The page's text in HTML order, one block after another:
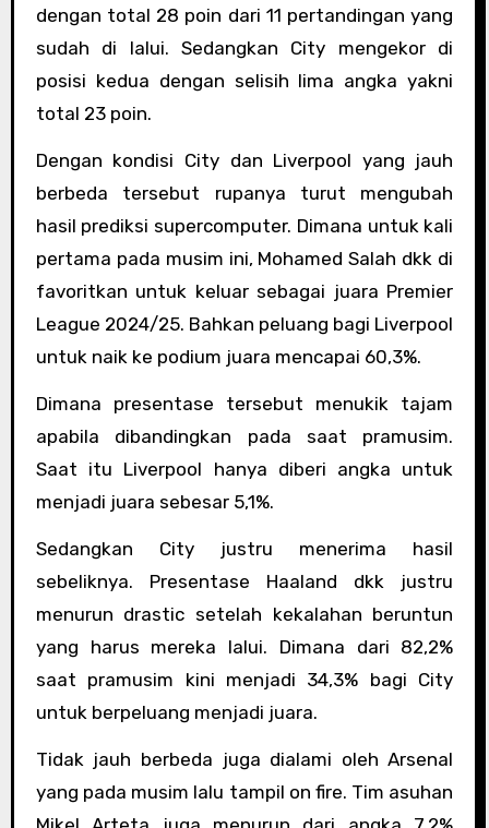
dengan total 28 poin dari 11 pertandingan yang
sudah di lalui. Sedangkan City mengekor di
posisi kedua dengan selisih lima angka yakni
total 23 poin.
Dengan kondisi City dan Liverpool yang jauh
berbeda tersebut rupanya turut mengubah
hasil prediksi supercomputer. Dimana untuk kali
pertama pada musim ini, Mohamed Salah dkk di
favoritkan untuk keluar sebagai juara Premier
League 2024/25. Bahkan peluang bagi Liverpool
untuk naik ke podium juara mencapai 60,3%.
Dimana presentase tersebut menukik tajam
apabila dibandingkan pada saat pramusim.
Saat itu Liverpool hanya diberi angka untuk
menjadi juara sebesar 5,1%.
Sedangkan City justru menerima hasil
sebeliknya. Presentase Haaland dkk justru
menurun drastic setelah kekalahan beruntun
yang harus mereka lalui. Dimana dari 82,2%
saat pramusim kini menjadi 34,3% bagi City
untuk berpeluang menjadi juara.
Tidak jauh berbeda juga dialami oleh Arsenal
yang pada musim lalu tampil on fire. Tim asuhan